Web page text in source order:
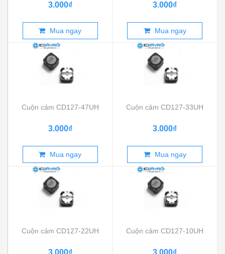
3.000₫
Mua ngay
3.000₫
Mua ngay
Cuộn cảm CD127-47UH
3.000₫
Mua ngay
Cuộn cảm CD127-33UH
3.000₫
Mua ngay
Cuộn cảm CD127-22UH Cuộn cảm CD127-10UH